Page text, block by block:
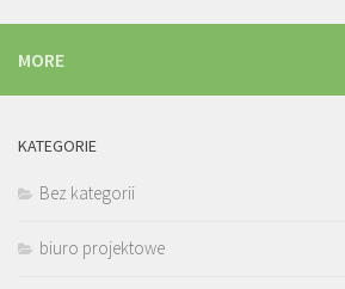
MORE
KATEGORIE
Bez kategorii
biuro projektowe